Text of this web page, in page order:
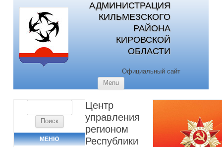
АДМИНИСТРАЦИЯ
КИЛЬМЕЗСКОГО
РАЙОНА
КИРОВСКОЙ
ОБЛАСТИ
Официальный сайт
Menu
МЕНЮ
Центр
управления
регионом
Республики